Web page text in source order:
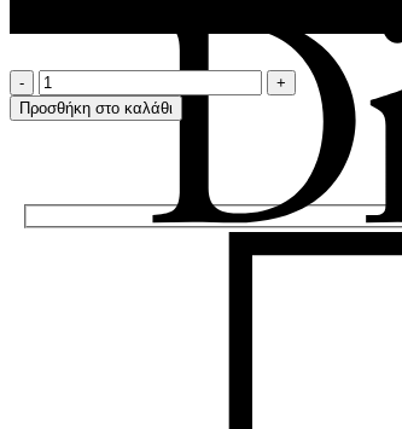
Solar
System
ποσότητα
Προσθήκη στο καλάθι